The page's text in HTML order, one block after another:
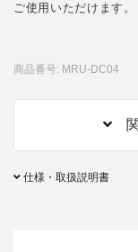
ご使用いただけます。
商品番号: MRU-DC04
関
仕様・取扱説明書